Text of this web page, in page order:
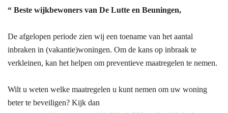
“ Beste wijkbewoners van De Lutte en Beuningen,
De afgelopen periode zien wij een toename van het aantal
inbraken in (vakantie)woningen. Om de kans op inbraak te
verkleinen, kan het helpen om preventieve maatregelen te nemen.
Wilt u weten welke maatregelen u kunt nemen om uw woning
beter te beveiligen? Kijk dan